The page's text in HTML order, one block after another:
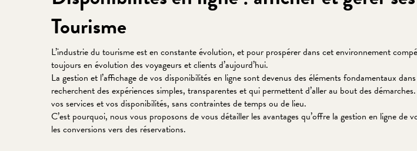
Tourisme
L’industrie du tourisme est en constante évolution, et pour prospérer dans cet environnement
toujours en évolution des voyageurs et clients d’aujourd’hui.
La gestion et l’affichage de vos disponibilités en ligne sont devenus des éléments fondamentaux
recherchent des expériences simples, transparentes et qui permettent d’aller au bout des
vos services et vos disponibilités, sans contraintes de temps ou de lieu.
C’est pourquoi, nous vous proposons de vous détailler les avantages qu’offre la gestion en ligne
les conversions vers des réservations.